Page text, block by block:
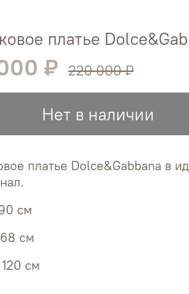
платье
₽ 220 000 ₽
Нет в наличии
платье Dolce&Gabbana в
см
см
см